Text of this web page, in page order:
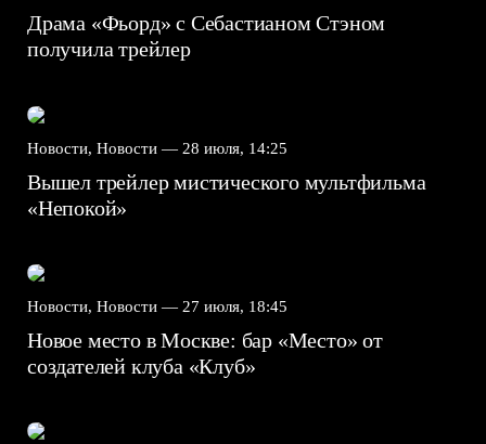
Драма «Фьорд» с Себастианом Стэном
получила трейлер
Новости, Новости — 28 июля, 14:25
Вышел трейлер мистического мультфильма
«Непокой»
Новости, Новости — 27 июля, 18:45
Новое место в Москве: бар «Место» от
создателей клуба «Клуб»